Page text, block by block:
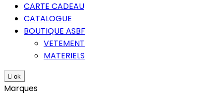
CARTE CADEAU
CATALOGUE
BOUTIQUE ASBF
VETEMENT
MATERIELS
 ok
Marques